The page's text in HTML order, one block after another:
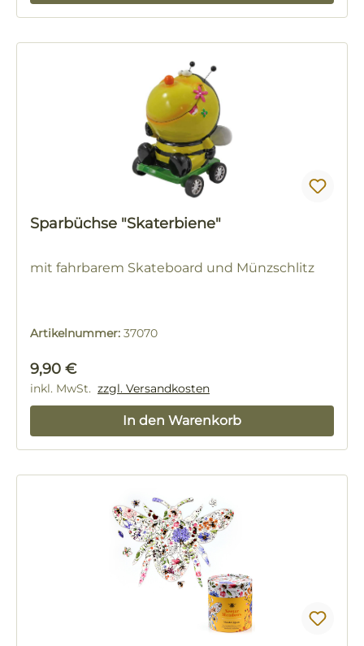
Sparbüchse "Skaterbiene"
mit fahrbarem Skateboard und Münzschlitz
Artikelnummer: 37070
Regulärer Preis:
9,90 €
inkl. MwSt. zzgl. Versandkosten
In den Warenkorb